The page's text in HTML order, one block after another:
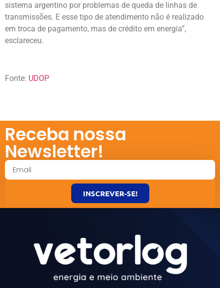
sistema argentino por problemas de queda de linhas de
transmissões. E esse tipo de atendimento não é realizado
em troca de pagamento, mas de crédito em energia”,
esclareceu.
Fonte: UDOP
Receba nossa
Newsletter!
INSCREVER-SE!